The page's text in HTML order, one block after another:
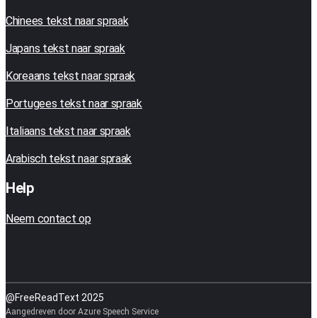
Chinees tekst naar spraak
Japans tekst naar spraak
Koreaans tekst naar spraak
Portugees tekst naar spraak
Italiaans tekst naar spraak
Arabisch tekst naar spraak
Help
Neem contact op
@FreeReadText 2025
Aangedreven door Azure Speech Service